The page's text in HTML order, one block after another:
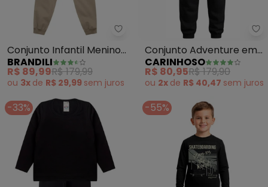
Brandili - Conjunto Infantil
Conjunto Infantil Menino
em Moletom (Preto)
BRANDILI
R$ 89,99R$ 179,99
ou 3x de R$ 29,99 sem juros
Conjunto Adventure em
Moletom (Preto)
CARINHOSO
R$ 80,95R$ 179,90
ou 2x de R$ 40,47 sem juros
-33% -55%